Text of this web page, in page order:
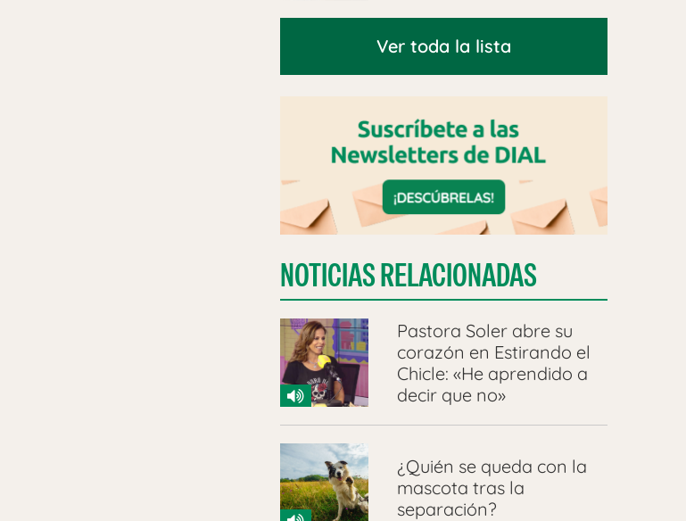
Ver toda la lista
NOTICIAS RELACIONADAS
Pastora Soler abre su
corazón en Estirando el
Chicle: «He aprendido a
decir que no»
¿Quién se queda con la
mascota tras la
separación?